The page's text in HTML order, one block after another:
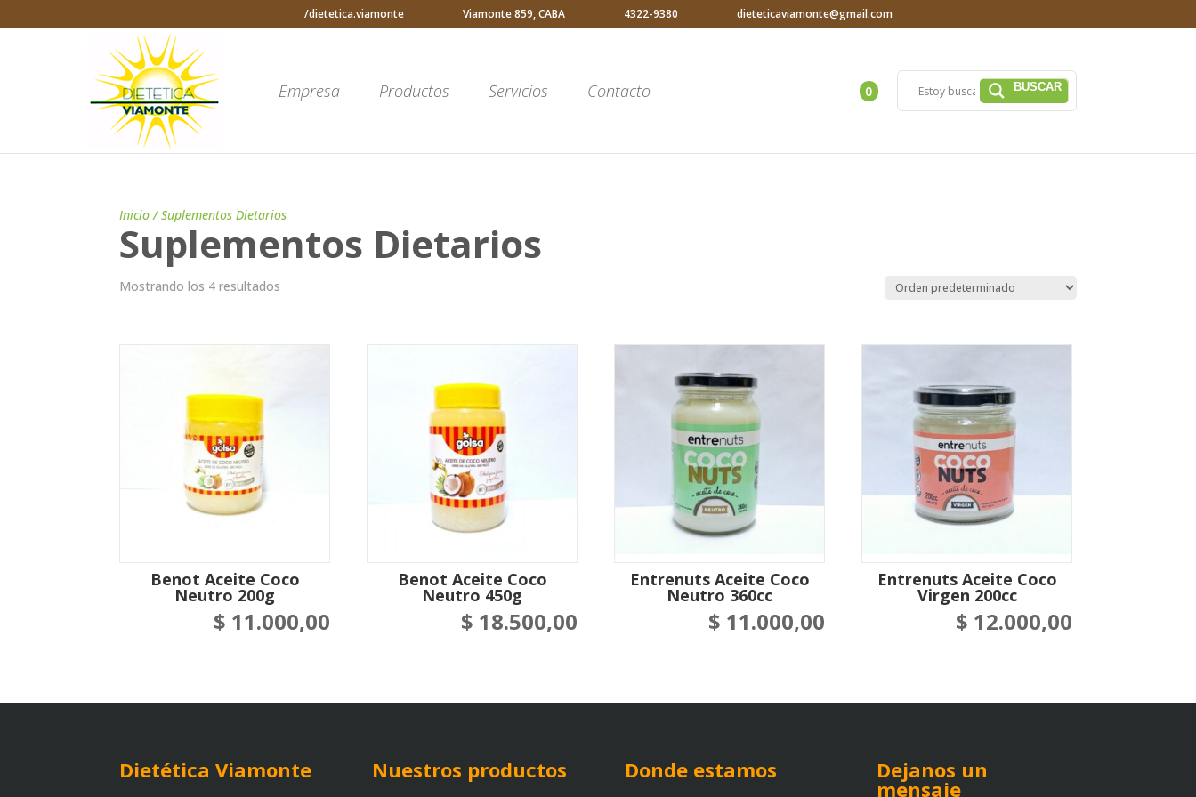
/dietetica.viamonte Viamonte 859, CABA 4322-9380 dieteticaviamonte@gmail.com
Empresa Productos Servicios Contacto 0
Inicio/ Suplementos Dietarios
Suplementos Dietarios
Mostrando los 4 resultados
Benot Aceite Coco
Neutro 200g
$ 11.000,00
Benot Aceite Coco
Neutro 450g
$ 18.500,00
Entrenuts Aceite Coco
Neutro 360cc
$ 11.000,00
Entrenuts Aceite Coco
Virgen 200cc
$ 12.000,00
Dietética Viamonte Nuestros productos Donde estamos Dejanos un
mensaje